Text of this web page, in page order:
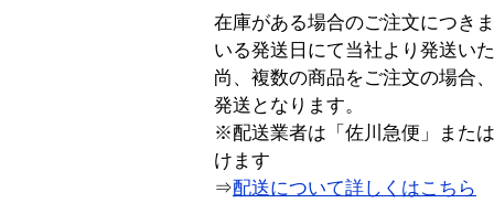
在庫がある場合のご注文につき
いる発送日にて当社より発送い
尚、複数の商品をご注文の場合
発送となります。
※配送業者は「佐川急便」また
けます
⇒配送について詳しくはこちら